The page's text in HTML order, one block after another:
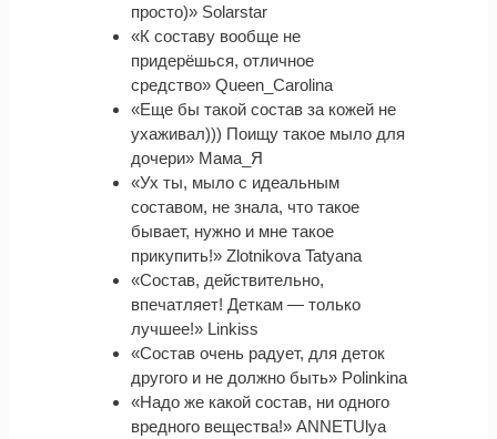
просто)» Solarstar
«К составу вообще не
придерёшься, отличное
средство» Queen_Carolina
«Еще бы такой состав за кожей не
ухаживал))) Поищу такое мыло для
дочери» Мама_Я
«Ух ты, мыло с идеальным
составом, не знала, что такое
бывает, нужно и мне такое
прикупить!» Zlotnikova Tatyana
«Состав, действительно,
впечатляет! Деткам — только
лучшее!» Linkiss
«Состав очень радует, для деток
другого и не должно быть» Polinkina
«Надо же какой состав, ни одного
вредного вещества!» ANNETUlya